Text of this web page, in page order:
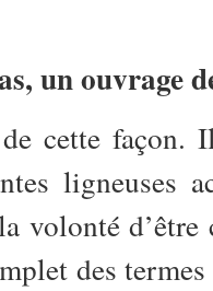
un ouvrage
cette façon.
ligneuses
volonté
des